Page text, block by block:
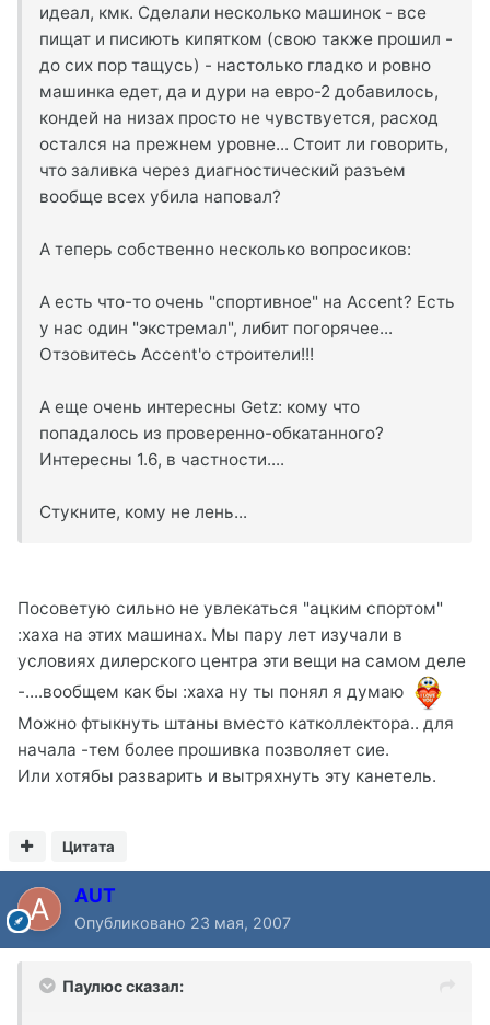
идеал, кмк. Сделали несколько машинок - все
пищат и писиють кипятком (свою также прошил -
до сих пор тащусь) - настолько гладко и ровно
машинка едет, да и дури на евро-2 добавилось,
кондей на низах просто не чувствуется, расход
остался на прежнем уровне... Стоит ли говорить,
что заливка через диагностический разъем
вообще всех убила наповал?
А теперь собственно несколько вопросиков:
А есть что-то очень "спортивное" на Accent? Есть
у нас один "экстремал", либит погорячее...
Отзовитесь Accent'о строители!!!
А еще очень интересны Getz: кому что
попадалось из проверенно-обкатанного?
Интересны 1.6, в частности....
Стукните, кому не лень...
Посоветую сильно не увлекаться "ацким спортом"
:xaxa на этих машинах. Мы пару лет изучали в
условиях дилерского центра эти вещи на самом деле
-....вообщем как бы :xaxa ну ты понял я думаю
Можно фтыкнуть штаны вместо катколлектора.. для
начала -тем более прошивка позволяет сие.
Или хотябы разварить и вытряхнуть эту канетель.
Цитата
AUT
Опубликовано 23 мая, 2007
Паулюс сказал: